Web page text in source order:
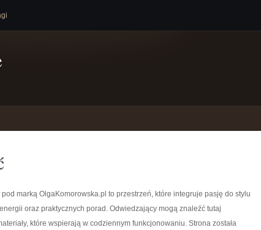
pod marką OlgaKomorowska.pl to przestrzeń, które integruje pasję do stylu
oraz praktycznych porad. Odwiedzający mogą znaleźć tutaj
które wspierają w codziennym funkcjonowaniu. Strona została